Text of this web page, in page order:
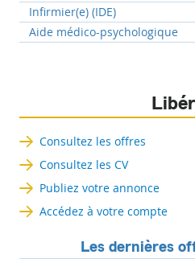
Infirmier(e) (IDE)
Aide médico-psychologique
Consultez les offres
Consultez les CV
Publiez votre annonce
Accédez à votre compte
Les dernières